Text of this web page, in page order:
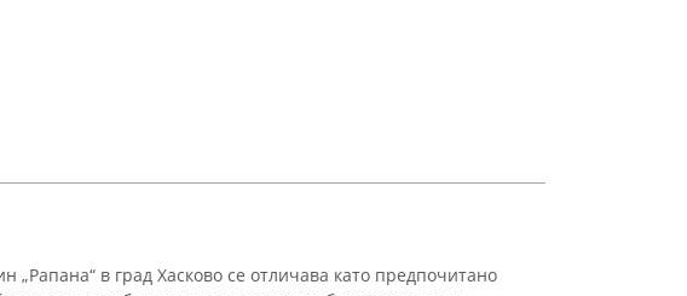
„Рапана“ в град Хасково се отличава като предпочитано